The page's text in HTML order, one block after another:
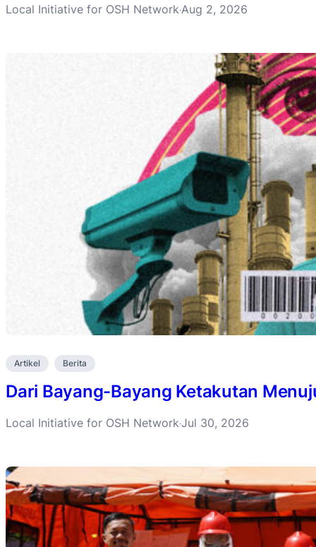
Local Initiative for OSH Network·Aug 2, 2026
Artikel Berita
Dari Bayang-Bayang Ketakutan
Local Initiative for OSH Network·Jul 30, 2026